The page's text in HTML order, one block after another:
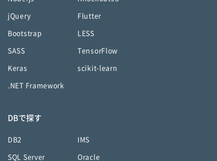
jQuery Flutter
Bootstrap LESS
SASS TensorFlow
Keras scikit-learn
.NET Framework
DBで探す
DB2 IMS
SQL Server Oracle